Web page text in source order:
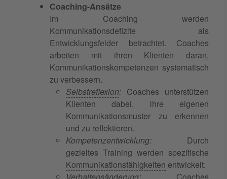
Coaching-Ansätze
Im Coaching werden
Kommunikationsdefizite als
Entwicklungsfelder betrachtet. Coaches
arbeiten mit ihren Klienten daran,
Kommunikationskompetenzen systematisch
zu verbessern.
Selbstreflexion: Coaches unterstützen
Klienten dabei, ihre eigenen
Kommunikationsmuster zu erkennen
und zu reflektieren.
Kompetenzentwicklung: Durch
gezieltes Training werden spezifische
Kommunikationsfähigkeiten entwickelt.